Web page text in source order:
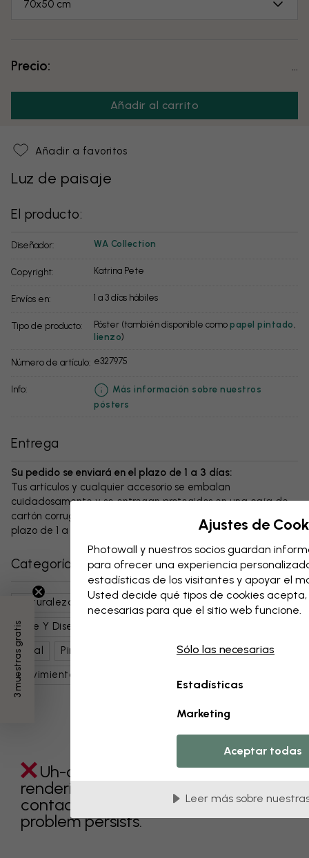
70x50 cm
Precio:
Añadir al carrito
Añadir a favoritos
Luz de paisaje
El producto:
Diseñador: WA Collection
Copyright: Katrina Pete
Envíos en: 1 a 3 días hábiles
Tipo de producto: Póster (también disponible como papel pintado
lienzo)
Número de artículo: e327975
info:
Más información sobre nuestros
pósters
Entrega
Su pedido se enviará en el plazo de 1 a 3 días:
Tus artículos y cualquier accesorio se embalan
cuidadosamente y se entregan protegidos en una caja de
cartón corrugado resistente. El paquete se enviará en un
plazo de 1 a 3 días, siempre con gastos de envío gratuitos.
Categorías relacionadas
Naturaleza Flores Arte Botánico
Paisajes
Arte Y Diseño
Floral
Pinturas
Movimientos Artísticos
Uh-oh something went wrong
rendering this component. Please
contact customer support if the
problem persists.
3 muestras gratis
Ajustes de
Photowall y nuestros socios guardan
para ofrecer una experiencia
estadísticas de los visitantes y apoyar el
Usted decide qué tipos de cookies
necesarias para que el sitio web funcione.
Sólo las necesarias
Estadísticas
Marketing
Aceptar todas
Leer más sobre